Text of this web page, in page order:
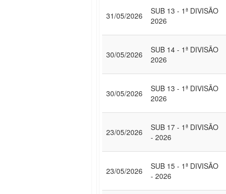
31/05/2026
SUB 13 - 1ª DIVISÃO
2026
30/05/2026
SUB 14 - 1ª DIVISÃO
2026
30/05/2026
SUB 13 - 1ª DIVISÃO
2026
23/05/2026
SUB 17 - 1ª DIVISÃO
- 2026
23/05/2026
SUB 15 - 1ª DIVISÃO
- 2026